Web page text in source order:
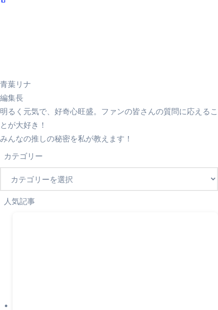
青葉リナ
編集長
明るく元気で、好奇心旺盛。ファンの皆さんの質問に応えるこ
とが大好き！
みんなの推しの秘密を私が教えます！
カテゴリー
ゴ人気記事